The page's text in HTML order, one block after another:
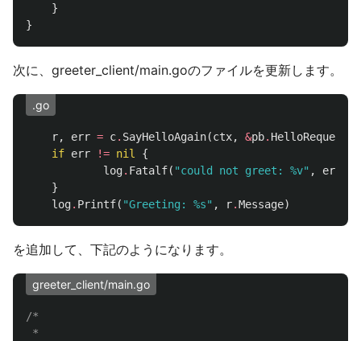
}
}
次に、greeter_client/main.goのファイルを更新します。
.go
r, err = c. SayHelloAgain(ctx, &pb. HelloRequest
if err != nil
{
log. Fatalf( "could not greet: %v" , err
}
log. Printf( "Greeting: %s" , r.Message)
を追加して、下記のようになります。
greeter_client/main.go
/*
*